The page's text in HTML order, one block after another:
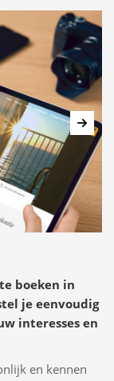
boeken in
je eenvoudig
interesses en
en kennen